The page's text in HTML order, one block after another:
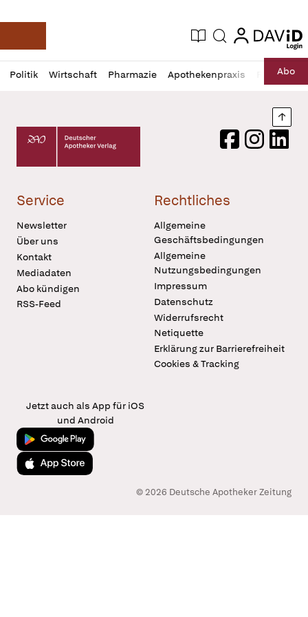
Deutsche Apotheker Zeitung
Aktuelle Ausgabe
Suche login
login
Politik Wirtschaft Pharmazie Apothekenpraxis RechtAbo
Profil
öffnen
Daz
Pur
Deutscher Apotheker Verlag Logo
FacebookInstagram
Service
Newsletter
Über uns
Kontakt
Mediadaten
Abo kündigen
RSS-Feed
Rechtliches
Allgemeine
Geschäftsbedingungen
Allgemeine
Nutzungsbedingungen
Impressum
Datenschutz
Widerrufsrecht
Netiquette
Erklärung zur Barrierefreiheit
Cookies & Tracking
Jetzt auch als App für iOS
und Android
Jetzt bei Google Play
Laden im App Store
© 2026 Deutsche Apotheker Zeitung